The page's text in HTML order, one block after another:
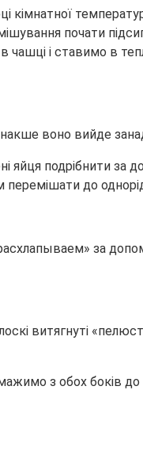
кімнатної
почати
і ставимо в
воно вийде
яйця подрібнити за
до
за
витягнуті
з обох боків